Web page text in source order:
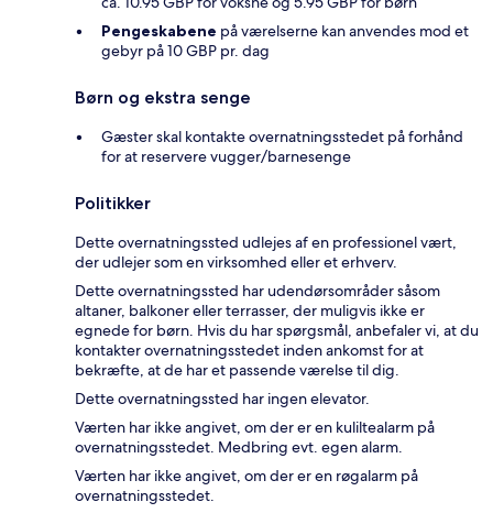
Pengeskabene på værelserne kan anvendes mod et
gebyr på 10 GBP pr. dag
Børn og ekstra senge
Gæster skal kontakte overnatningsstedet på forhånd
for at reservere vugger/barnesenge
Politikker
Dette overnatningssted udlejes af en professionel vært,
der udlejer som en virksomhed eller et erhverv.
Dette overnatningssted har udendørsområder såsom
altaner, balkoner eller terrasser, der muligvis ikke er
egnede for børn. Hvis du har spørgsmål, anbefaler vi, at du
kontakter overnatningsstedet inden ankomst for at
bekræfte, at de har et passende værelse til dig.
Dette overnatningssted har ingen elevator.
Værten har ikke angivet, om der er en kuliltealarm på
overnatningsstedet. Medbring evt. egen alarm.
Værten har ikke angivet, om der er en røgalarm på
overnatningsstedet.